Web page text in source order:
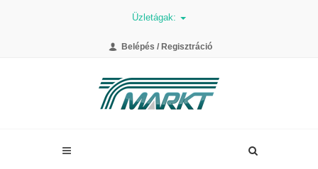
Üzletágak:
Belépés / Regisztráció